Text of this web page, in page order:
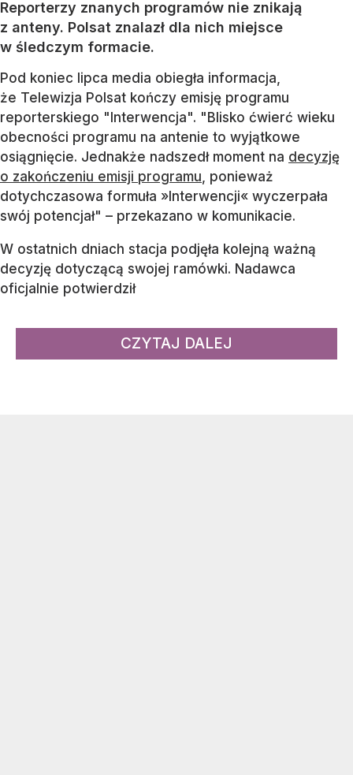
Reporterzy znanych programów nie znikają
z anteny. Polsat znalazł dla nich miejsce
w śledczym formacie.
Pod koniec lipca media obiegła informacja,
że Telewizja Polsat kończy emisję programu
reporterskiego "Interwencja". "Blisko ćwierć wieku
obecności programu na antenie to wyjątkowe
osiągnięcie. Jednakże nadszedł moment na decyzję
o zakończeniu emisji programu , ponieważ
dotychczasowa formuła »Interwencji« wyczerpała
swój potencjał" – przekazano w komunikacie.
W ostatnich dniach stacja podjęła kolejną ważną
decyzję dotyczącą swojej ramówki. Nadawca
oficjalnie potwierdził
CZYTAJ DALEJ